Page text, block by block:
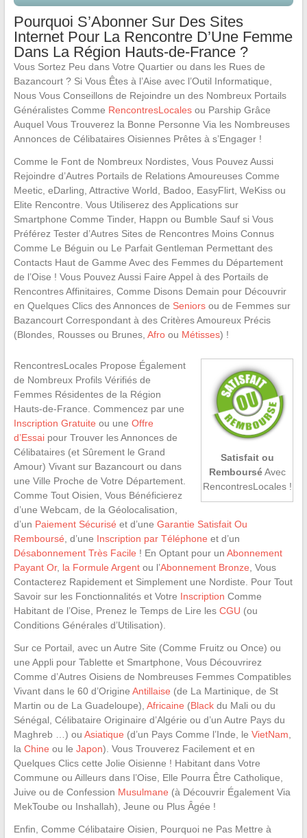
Pourquoi S’Abonner Sur Des Sites
Internet Pour La Rencontre D’Une Femme
Dans La Région Hauts-de-France ?
Vous Sortez Peu dans Votre Quartier ou dans les Rues de
Bazancourt ? Si Vous Êtes à l’Aise avec l’Outil Informatique,
Nous Vous Conseillons de Rejoindre un des Nombreux Portails
Généralistes Comme RencontresLocalesou Parship Grâce
Auquel Vous Trouverez la Bonne Personne Via les Nombreuses
Annonces de Célibataires Oisiennes Prêtes à s’Engager !
Comme le Font de Nombreux Nordistes, Vous Pouvez Aussi
Rejoindre d’Autres Portails de Relations Amoureuses Comme
Meetic, eDarling, Attractive World, Badoo, EasyFlirt, WeKiss ou
Elite Rencontre. Vous Utiliserez des Applications sur
Smartphone Comme Tinder, Happn ou Bumble Sauf si Vous
Préférez Tester d’Autres Sites de Rencontres Moins Connus
Comme Le Béguin ou Le Parfait Gentleman Permettant des
Contacts Haut de Gamme Avec des Femmes du Département
de l’Oise ! Vous Pouvez Aussi Faire Appel à des Portails de
Rencontres Affinitaires, Comme Disons Demain pour Découvrir
en Quelques Clics des Annonces de Seniorsou de Femmes sur
Bazancourt Correspondant à des Critères Amoureux Précis
(Blondes, Rousses ou Brunes, Afroou Métisses) !
Satisfait ou
RembourséAvec
RencontresLocales !
RencontresLocales Propose Également
de Nombreux Profils Vérifiés de
Femmes Résidentes de la Région
Hauts-de-France. Commencez par une
Inscription Gratuite ou une Offre
d’Essaipour Trouver les Annonces de
Célibataires (et Sûrement le Grand
Amour) Vivant sur Bazancourt ou dans
une Ville Proche de Votre Département.
Comme Tout Oisien, Vous Bénéficierez
d’une Webcam, de la Géolocalisation,
d’un Paiement Sécurisé et d’une Garantie Satisfait Ou
Remboursé , d’une Inscription par Téléphone et d’un
Désabonnement Très Facile ! En Optant pour un Abonnement
Payant Or, la Formule Argentou l’Abonnement Bronze , Vous
Contacterez Rapidement et Simplement une Nordiste. Pour Tout
Savoir sur les Fonctionnalités et Votre Inscription Comme
Habitant de l’Oise, Prenez le Temps de Lire les CGU (ou
Conditions Générales d’Utilisation).
Sur ce Portail, avec un Autre Site (Comme Fruitz ou Once) ou
une Appli pour Tablette et Smartphone, Vous Découvrirez
Comme d’Autres Oisiens de Nombreuses Femmes Compatibles
Vivant dans le 60 d’Origine Antillaise (de La Martinique, de St
Martin ou de La Guadeloupe), Africaine (Blackdu Mali ou du
Sénégal, Célibataire Originaire d’Algérie ou d’un Autre Pays du
Maghreb …) ou Asiatique (d’un Pays Comme l’Inde, le VietNam
la Chine ou le Japon). Vous Trouverez Facilement et en
Quelques Clics cette Jolie Oisienne ! Habitant dans Votre
Commune ou Ailleurs dans l’Oise, Elle Pourra Être Catholique,
Juive ou de Confession Musulmane (à Découvrir Également Via
MekToube ou Inshallah), Jeune ou Plus Âgée !
Enfin, Comme Célibataire Oisien, Pourquoi ne Pas Mettre à